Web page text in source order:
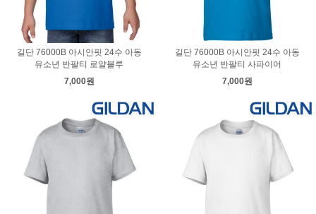
길단 76000B 아시안핏 24수 아동
유소년 반팔티 로얄블루
7,000원
길단 76000B 아시안핏 24수 아동
유소년 반팔티 사파이어
7,000원